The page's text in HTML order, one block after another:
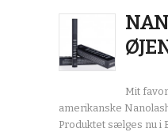
Mit
amerikanske
Produktet sælges nu i